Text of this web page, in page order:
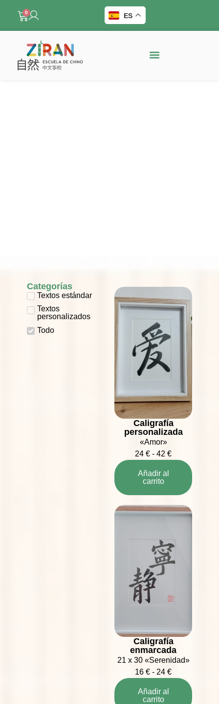
ES
0
Categorías
Textos estándar
Textos
personalizados
Todo
Caligrafía
personalizada
«Amor»
24€ - 42€
Añadir al
carrito
Caligrafía
enmarcada
21 x 30 «Serenidad»
16€ - 24€
Añadir al
carrito